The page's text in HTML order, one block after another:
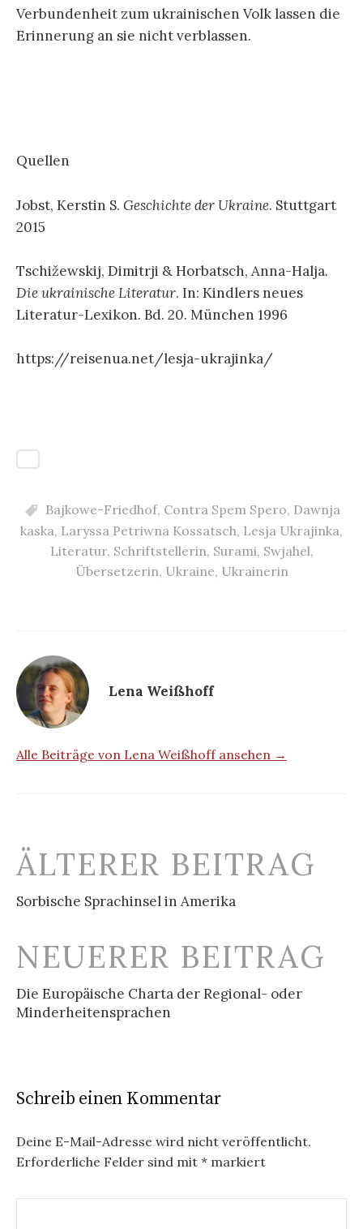
Verbundenheit zum ukrainischen Volk lassen die
Erinnerung an sie nicht verblassen.
Quellen
Jobst, Kerstin S. Geschichte der Ukraine. Stuttgart
2015
Tschižewskij, Dimitrji & Horbatsch, Anna-Halja.
Die ukrainische Literatur. In: Kindlers neues
Literatur-Lexikon. Bd. 20. München 1996
https://reisenua.net/lesja-ukrajinka/
Bajkowe-Friedhof, Contra Spem Spero, Dawnja
kaska, Laryssa Petriwna Kossatsch, Lesja Ukrajinka,
Literatur, Schriftstellerin, Surami, Swjahel,
Übersetzerin, Ukraine, Ukrainerin
Lena Weißhoff
Alle Beiträge von Lena Weißhoff ansehen →
Beitrags-
ÄLTERER BEITRAG
Sorbische Sprachinsel in Amerika
NEUERER BEITRAG
Die Europäische Charta der Regional- oder
Minderheitensprachen
Schreib einen Kommentar
Deine E-Mail-Adresse wird nicht veröffentlicht.
Erforderliche Felder sind mit * markiert